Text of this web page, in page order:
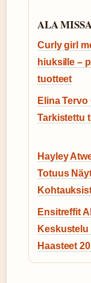
ALA
Curly girl
hiuksille –
tuotteet
Elina
Tarkistettu
Hayley
Totuus
Ensitreffit
Keskustelu
Haasteet